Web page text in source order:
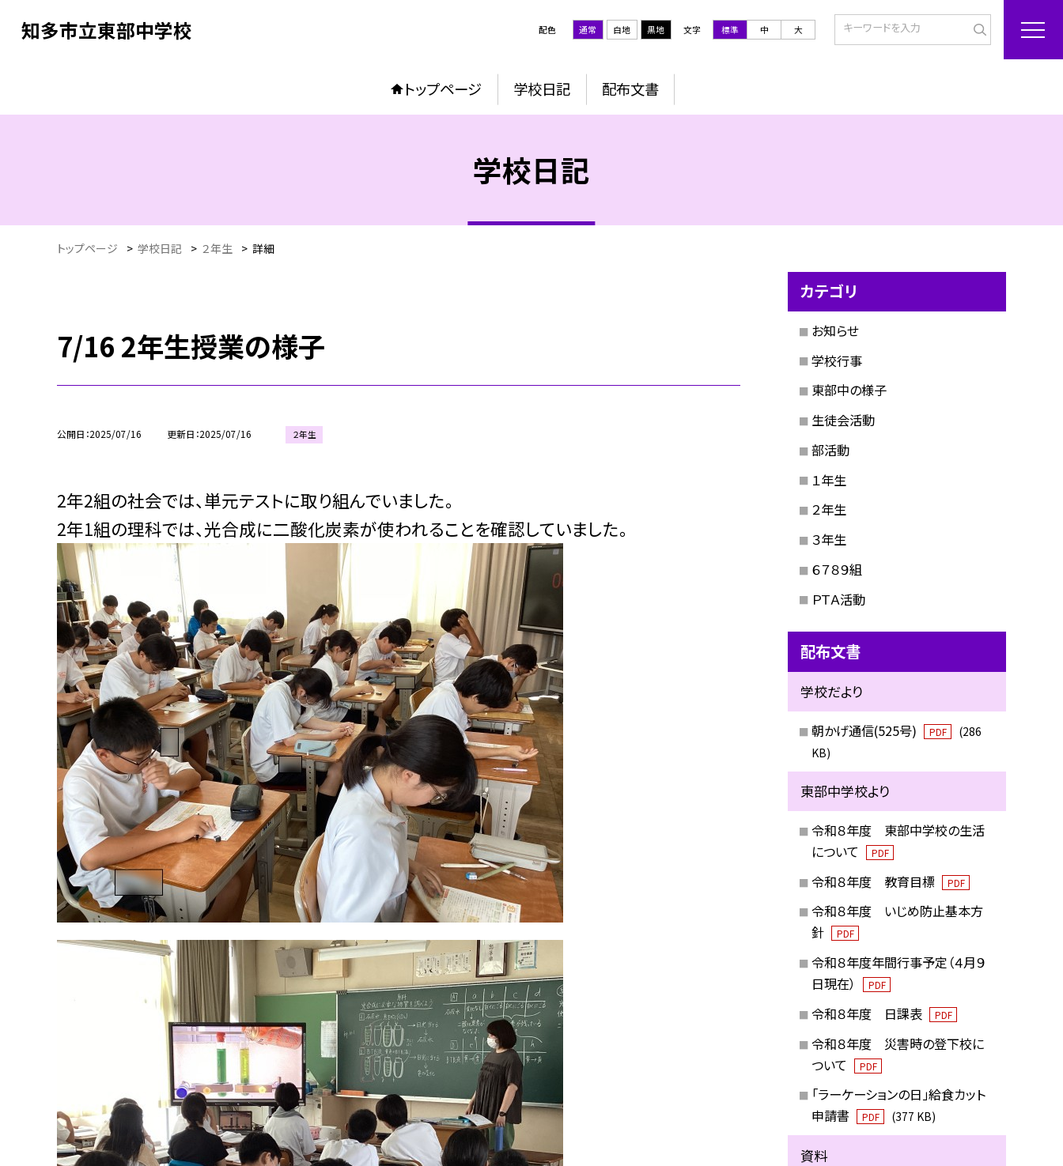
知多市立東部中学校 配色 通常 白地 黒地 文字 標準 中 大
トップページ 学校日記 配布文書
学校日記
トップページ > 学校日記 > ２年生 > 詳細
7/16 2年生授業の様子
公開日 2025/07/16 更新日 2025/07/16 ２年生
2年2組の社会では、単元テストに取り組んでいました。
2年1組の理科では、光合成に二酸化炭素が使われることを確認していました。
カテゴリ
お知らせ
学校行事
東部中の様子
生徒会活動
部活動
１年生
２年生
３年生
６７８９組
ＰＴＡ活動
配布文書
学校だより
朝かげ通信(525号) PDF
(286
KB)
東部中学校より
令和８年度 東部中学校の生活
について
PDF
令和８年度 教育目標 PDF
令和８年度 いじめ防止基本方
針
PDF
令和８年度年間行事予定（４月９
日現在）
PDF
令和８年度 日課表 PDF
令和８年度 災害時の登下校に
ついて
PDF
「ラーケーションの日」給食カット
申請書
PDF (377 KB)
資料